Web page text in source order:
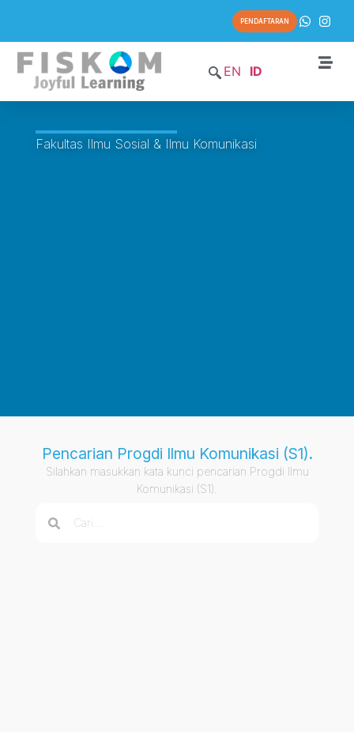
PENDAFTARAN
EN ID
Fakultas Ilmu Sosial & Ilmu Komunikasi
Pencarian Progdi Ilmu Komunikasi (S1).
Silahkan masukkan kata kunci pencarian Progdi Ilmu
Komunikasi (S1).